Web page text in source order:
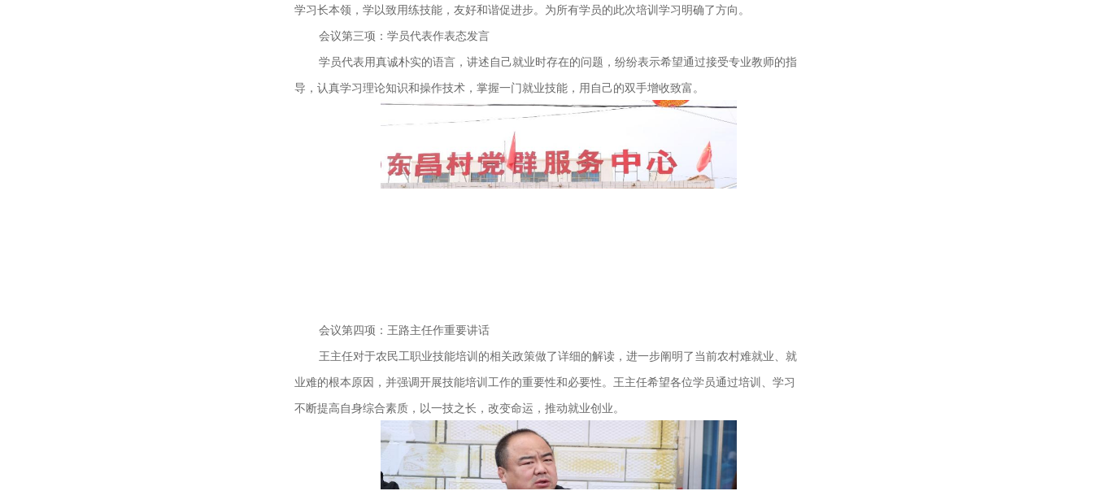
学习长本领，学以致用练技能，友好和谐促进步。为所有学员的此次培训学习明确了方向。
会议第三项：学员代表作表态发言
学员代表用真诚朴实的语言，讲述自己就业时存在的问题，纷纷表示希望通过接受专业教师的指
导，认真学习理论知识和操作技术，掌握一门就业技能，用自己的双手增收致富。
会议第四项：王路主任作重要讲话
王主任对于农民工职业技能培训的相关政策做了详细的解读，进一步阐明了当前农村难就业、就
业难的根本原因，并强调开展技能培训工作的重要性和必要性。王主任希望各位学员通过培训、学习
不断提高自身综合素质，以一技之长，改变命运，推动就业创业。